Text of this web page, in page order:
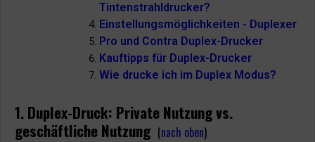
Tintenstrahldrucker?
Einstellungsmöglichkeiten - Duplexer
Pro und Contra Duplex-Drucker
Kauftipps für Duplex-Drucker
Wie drucke ich im Duplex Modus?
1. Duplex-Druck: Private Nutzung vs.
geschäftliche Nutzung (nach oben)